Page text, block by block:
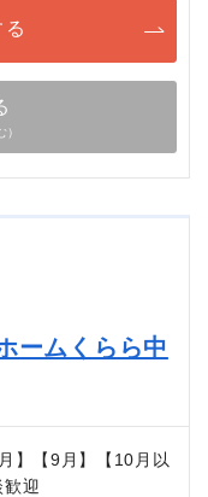
ームくらら中
】【9月】【10月以
迎